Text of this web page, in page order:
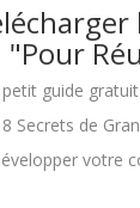
"Pour
petit guide
Secrets de
votre